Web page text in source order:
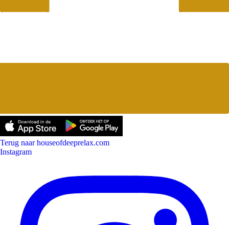
Terug naar houseofdeeprelax.com
Instagram